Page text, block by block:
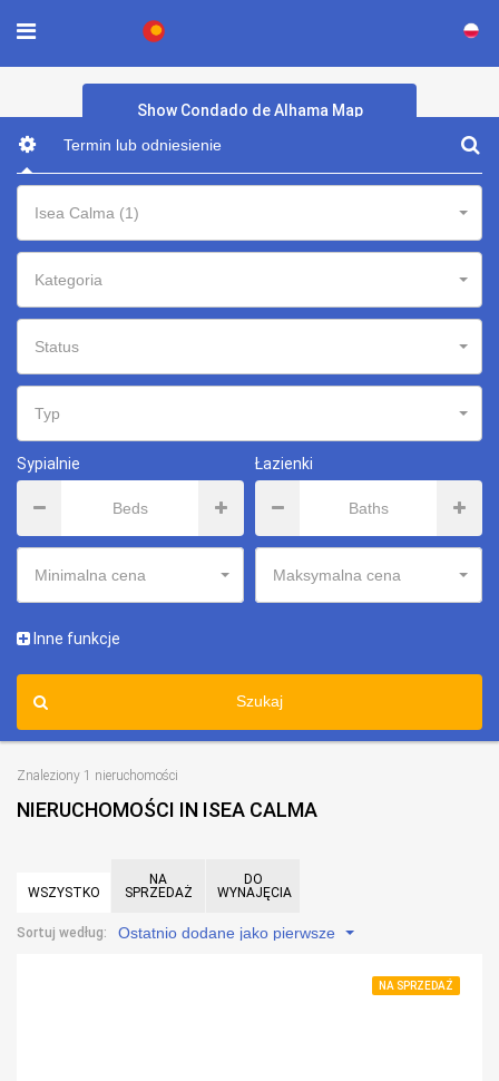
Show Condado de Alhama Map
Isea Calma (1)
Kategoria
Status
Typ
Sypialnie Łazienki
Minimalna cena Maksymalna cena
Inne funkcje
Szukaj
Znaleziony 1 nieruchomości
NIERUCHOMOŚCI IN ISEA CALMA
WSZYSTKO
NA
SPRZEDAŻ
DO
WYNAJĘCIA
Sortuj według: Ostatnio dodane jako pierwsze
NA SPRZEDAŻ